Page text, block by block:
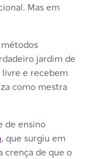
Mas em
métodos
jardim de
livre e recebem
como mestra
de ensino
, que surgiu em
crença de que o